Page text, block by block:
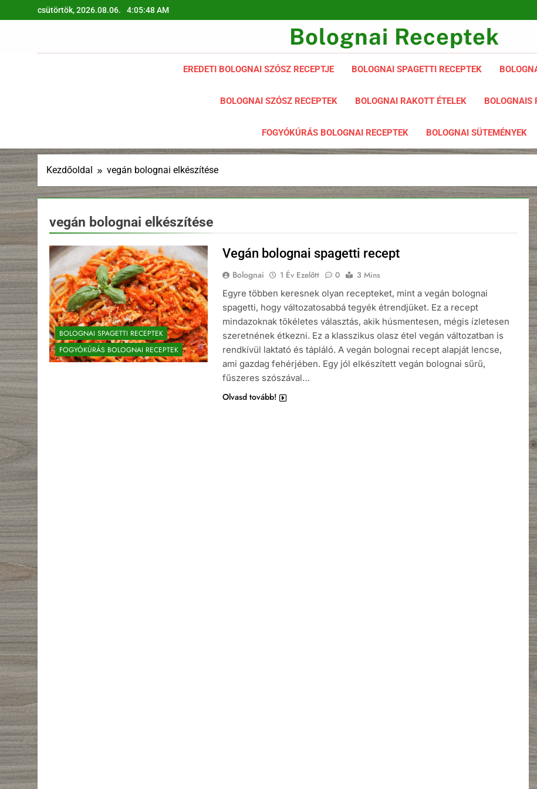
a
csütörtök, 2026.08.06. 4:05:49 AM
Bolognai Receptek
EREDETI BOLOGNAI SZÓSZ RECEPTJE BOLOGNAI SPAGETTI RECEPTEK
BOLOGNAI SZÓSZ RECEPTEK BOLOGNAI RAKOTT ÉTELEK BOLOGNAIS
FOGYÓKÚRÁS BOLOGNAI RECEPTEK BOLOGNAI SÜTEMÉNYEK
Kezdőoldal vegán bolognai elkészítése
vegán bolognai elkészítése
BOLOGNAI SPAGETTI RECEPTEK
FOGYÓKÚRÁS BOLOGNAI RECEPTEK
Vegán bolognai spagetti recept
Bolognai 1 Év Ezelőtt 0
3 Mins
Egyre többen keresnek olyan recepteket, mint a vegán bolognai
spagetti, hogy változatosabbá tegyék étrendjüket. Ez a recept
mindazoknak tökéletes választás, akik húsmentesen, mégis ízletesen
szeretnének étkezni. Ez a klasszikus olasz étel vegán változatban is
rendkívül laktató és tápláló. A vegán bolognai recept alapját lencse,
ami gazdag fehérjében. Egy jól elkészített vegán bolognai sűrű,
fűszeres szószával…
Olvasd tovább!